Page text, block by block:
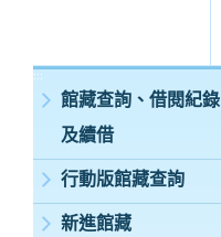
:::
館藏查詢、借閱紀錄
及續借
行動版館藏查詢
新進館藏